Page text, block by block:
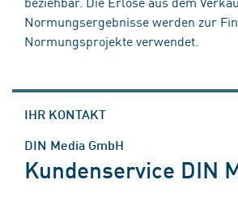
Normungsergebnisse werden zur
Normungsprojekte verwendet.
IHR KONTAKT
DIN Media GmbH
Kundenservice DIN